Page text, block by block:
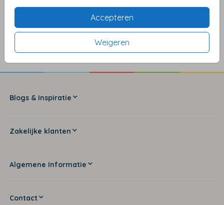
Accepteren
Weigeren
van de 5 sterren
Blogs & Inspiratie
Zakelijke klanten
Algemene Informatie
Contact